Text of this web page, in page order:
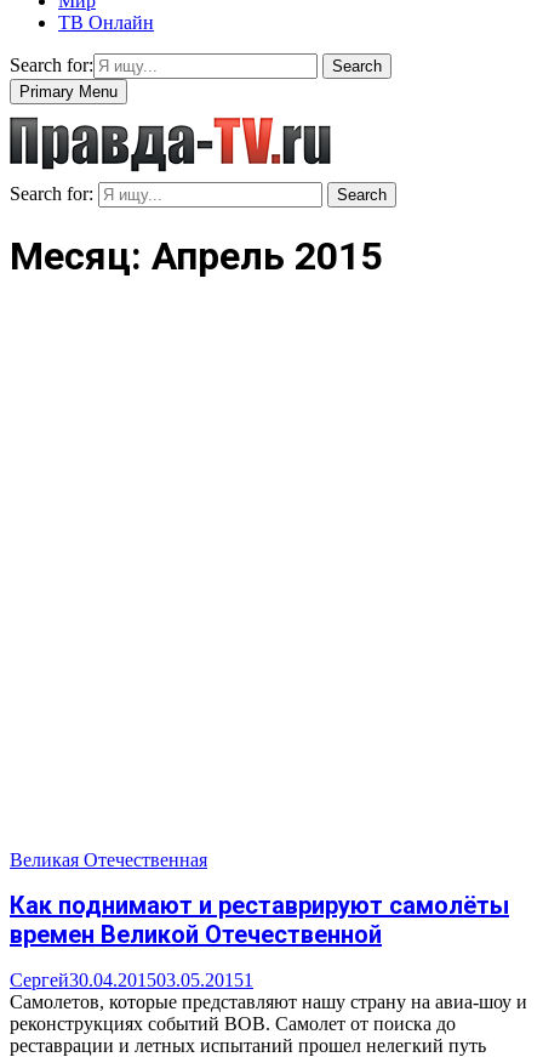
ТВ Онлайн
Search for:
Search
Primary Menu
Search for: Search
Месяц: Апрель 2015
Великая Отечественная
Как поднимают и реставрируют самолёты
времен Великой Отечественной
Cергей30.04.201503.05.20151
Самолетов, которые представляют нашу страну на авиа-шоу и
реконструкциях событий ВОВ. Самолет от поиска до
реставрации и летных испытаний прошел нелегкий путь